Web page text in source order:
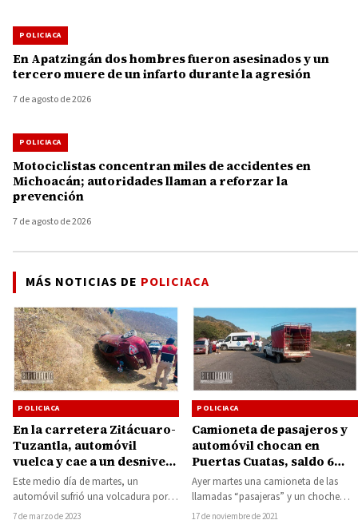
POLICIACA
En Apatzingán dos hombres fueron asesinados y un
tercero muere de un infarto durante la agresión
7 de agosto de 2026
POLICIACA
Motociclistas concentran miles de accidentes en
Michoacán; autoridades llaman a reforzar la
prevención
7 de agosto de 2026
MÁS NOTICIAS DE POLICIACA
POLICIACA
En la carretera Zitácuaro-
Tuzantla, automóvil
vuelca y cae a un desnivel
de 20 metros de
profundidad
Este medio día de martes, un
automóvil sufrió una volcadura por lo
que cayó a un desnivel de…
7 de marzo de 2023
POLICIACA
Camioneta de pasajeros y
automóvil chocan en
Puertas Cuatas, saldo 6
lesionados
Ayer martes una camioneta de las
llamadas “pasajeras” y un choche
chocaron en la carretera estatal
17 de noviembre de 2021